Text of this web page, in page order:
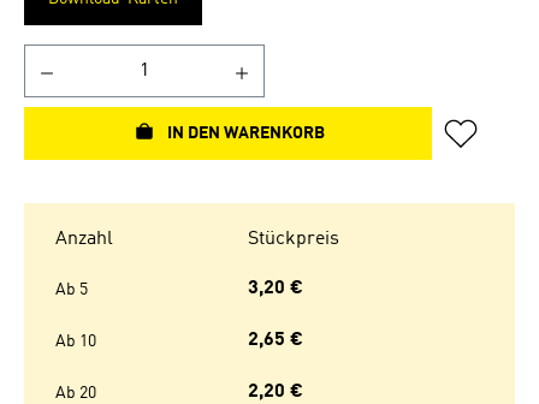
IN DEN WARENKORB
Anzahl Stückpreis
Ab 5 3,20 €
Ab 10 2,65 €
Ab 20 2,20 €